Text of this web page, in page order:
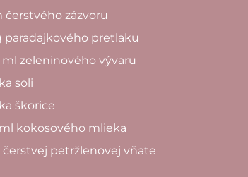
čerstvého zázvoru
paradajkového pretlaku
zeleninového vývaru
soli
škorice
kokosového mlieka
čerstvej petržlenovej vňate